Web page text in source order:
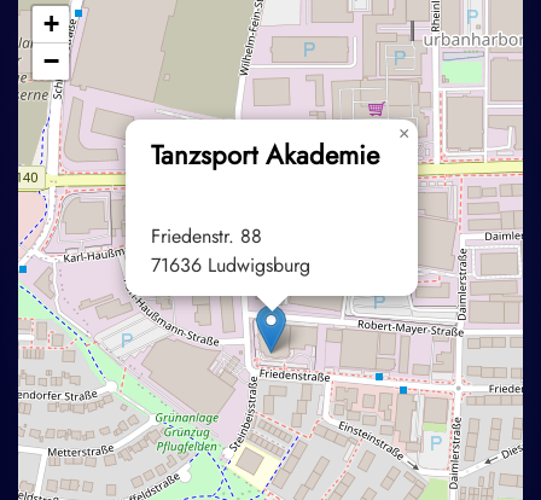
Tanzsport Akademie
Friedenstr. 88
71636 Ludwigsburg
×
+
−